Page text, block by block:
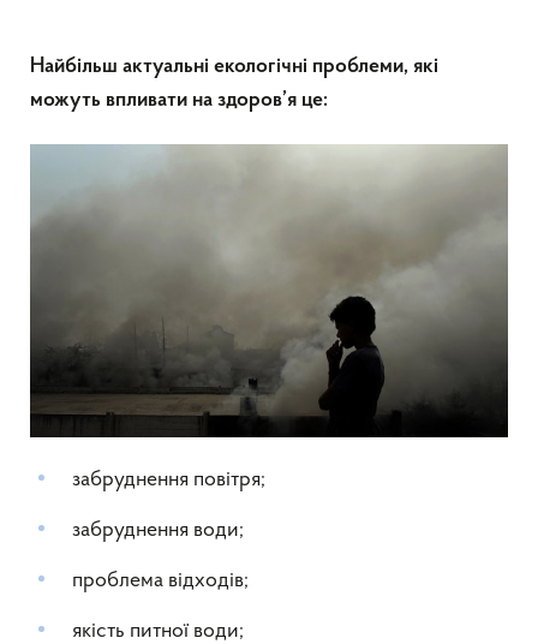
Найбільш актуальні екологічні проблеми, які
можуть впливати на здоров’я це:
забруднення повітря;
забруднення води;
проблема відходів;
якість питної води;